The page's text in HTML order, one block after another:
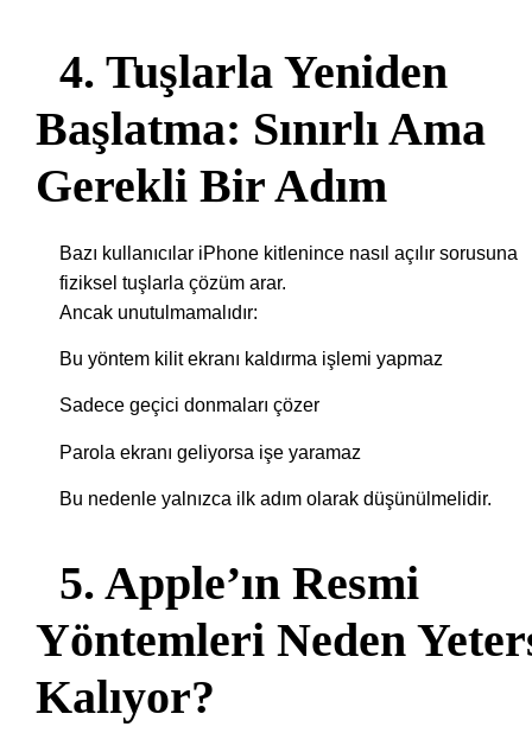
4. Tuşlarla Yeniden
Başlatma: Sınırlı Ama
Gerekli Bir Adım
Bazı kullanıcılar iPhone kitlenince nasıl açılır sorusuna
fiziksel tuşlarla çözüm arar.
Ancak unutulmamalıdır:
Bu yöntem kilit ekranı kaldırma işlemi yapmaz
Sadece geçici donmaları çözer
Parola ekranı geliyorsa işe yaramaz
Bu nedenle yalnızca ilk adım olarak düşünülmelidir.
5. Apple’ın Resmi
Yöntemleri Neden
Kalıyor?